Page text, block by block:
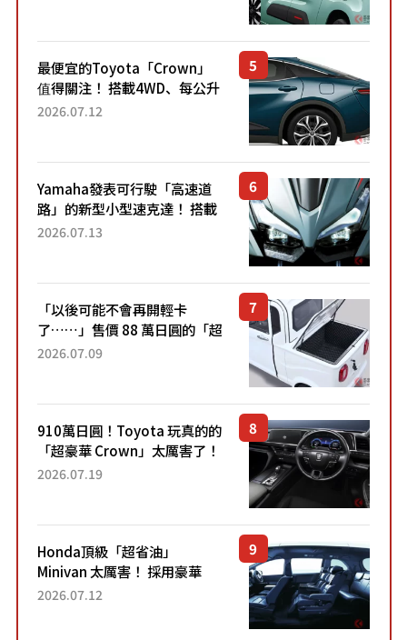
最便宜的Toyota「Crown」
值得關注！ 搭載4WD、每公升
22.4公里低油耗表現超亮眼！
2026.07.12
Yamaha發表可行駛「高速道
路」的新型小型速克達！ 搭載
能享受超強勁「渦輪感」的動
2026.07.13
「以後可能不會再開輕卡
了……」售價 88 萬日圓的「超
迷你輕型貨車」引發兩極評
了！...
2026.07.09
910萬日圓！Toyota 玩真的的
「超豪華 Crown」太厲害了！
採用由「匠人技藝」打造的
2026.07.19
Honda頂級「超省油」
Minivan 太厲害！ 採用豪華
「真皮座椅」與專屬「黑色內
2026.07.12